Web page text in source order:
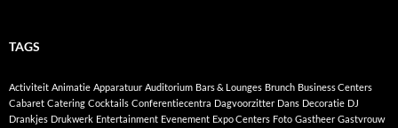
TAGS
Activiteit Animatie Apparatuur Auditorium Bars & Lounges Brunch Business Centers
Cabaret Catering Cocktails Conferentiecentra Dagvoorzitter Dans Decoratie DJ
Drankjes Drukwerk Entertainment Evenement Expo Centers Foto Gastheer Gastvrouw